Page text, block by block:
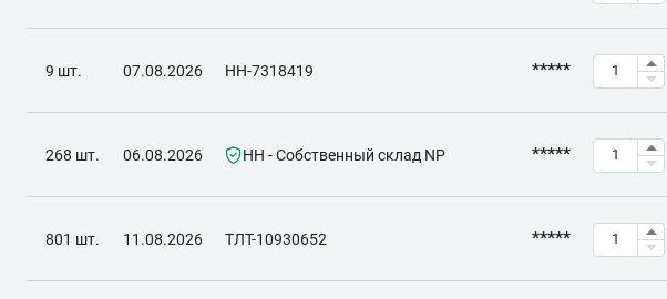
9 шт. 07.08.2026 НН-7318419 *****
268 шт. 06.08.2026 НН - Собственный склад NP *****
801 шт. 11.08.2026 ТЛТ-10930652 *****